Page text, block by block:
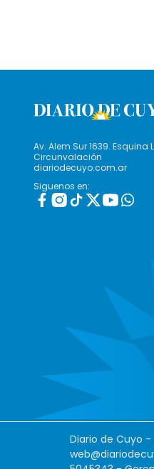
Av. Alem Sur 1639. Esquina
Circunvalación
diariodecuyo.com.ar
Siguenos en:
Diario de Cuyo -